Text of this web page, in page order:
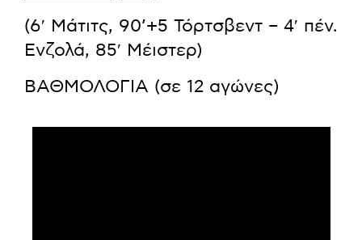
(6′ Μάτιτς, 90’+5 Τόρτσβεντ – 4′ πέν.
Ενζολά, 85′ Μέιστερ)
ΒΑΘΜΟΛΟΓΙΑ (σε 12 αγώνες)